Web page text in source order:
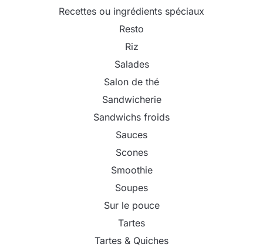
Recettes ou ingrédients spéciaux
Resto
Riz
Salades
Salon de thé
Sandwicherie
Sandwichs froids
Sauces
Scones
Smoothie
Soupes
Sur le pouce
Tartes
Tartes & Quiches